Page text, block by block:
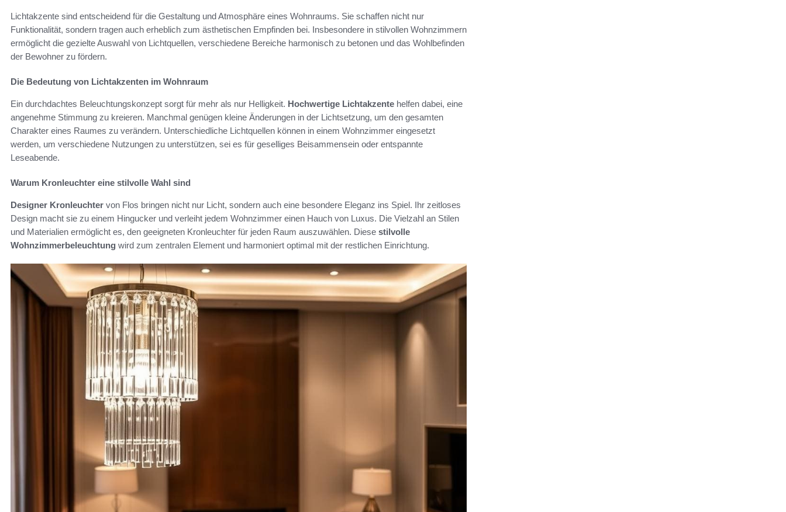
Lichtakzente sind entscheidend für die Gestaltung und Atmosphäre eines Wohnraums. Sie schaffen nicht nur
Funktionalität, sondern tragen auch erheblich zum ästhetischen Empfinden bei. Insbesondere in stilvollen Wohnzimmern
ermöglicht die gezielte Auswahl von Lichtquellen, verschiedene Bereiche harmonisch zu betonen und das Wohlbefinden
der Bewohner zu fördern.
Die Bedeutung von Lichtakzenten im Wohnraum
Ein durchdachtes Beleuchtungskonzept sorgt für mehr als nur Helligkeit. Hochwertige Lichtakzente helfen dabei, eine
angenehme Stimmung zu kreieren. Manchmal genügen kleine Änderungen in der Lichtsetzung, um den gesamten
Charakter eines Raumes zu verändern. Unterschiedliche Lichtquellen können in einem Wohnzimmer eingesetzt
werden, um verschiedene Nutzungen zu unterstützen, sei es für geselliges Beisammensein oder entspannte
Leseabende.
Warum Kronleuchter eine stilvolle Wahl sind
Designer Kronleuchter von Flos bringen nicht nur Licht, sondern auch eine besondere Eleganz ins Spiel. Ihr zeitloses
Design macht sie zu einem Hingucker und verleiht jedem Wohnzimmer einen Hauch von Luxus. Die Vielzahl an Stilen
und Materialien ermöglicht es, den geeigneten Kronleuchter für jeden Raum auszuwählen. Diese stilvolle
Wohnzimmerbeleuchtung wird zum zentralen Element und harmoniert optimal mit der restlichen Einrichtung.